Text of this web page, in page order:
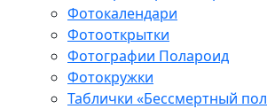
Фотокалендари
Фотооткрытки
Фотографии Полароид
Фотокружки
Таблички «Бессмертный